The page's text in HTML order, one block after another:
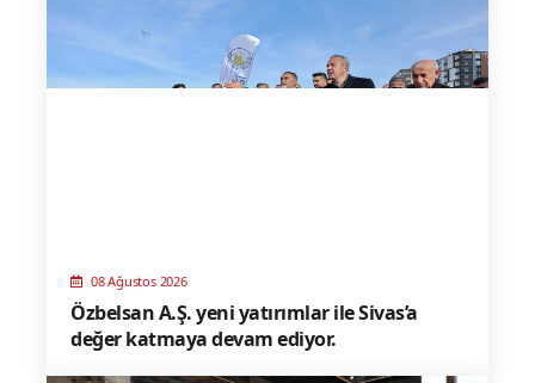
08 Ağustos 2026
Özbelsan A.Ş. yeni yatırımlar ile Sivas’a
değer katmaya devam ediyor.